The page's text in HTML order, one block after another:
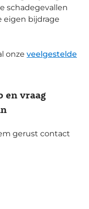
schadegevallen
eigen bijdrage
onze veelgestelde
en vraag
gerust contact